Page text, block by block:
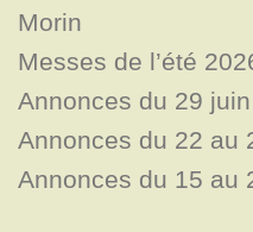
Morin
Messes de l’été
Annonces du 29
Annonces du 22 au
Annonces du 15 au